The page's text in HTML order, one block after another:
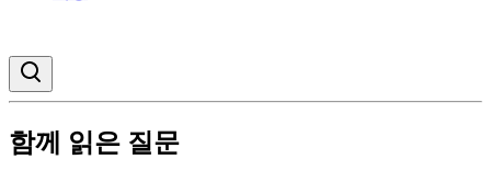
함께 읽은 질문